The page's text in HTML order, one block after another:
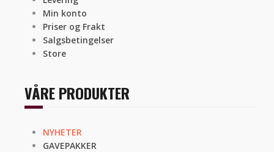
Min konto
Priser og Frakt
Salgsbetingelser
Store
VÅRE PRODUKTER
NYHETER
GAVEPAKKER